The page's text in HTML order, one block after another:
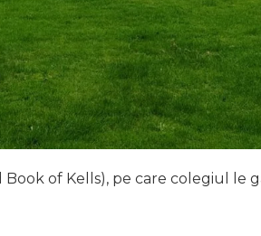
of Kells), pe care colegiul